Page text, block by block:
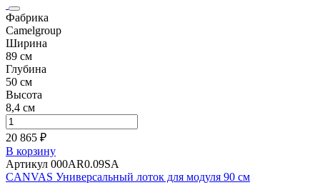
Фабрика
Camelgroup
Ширина
89 см
Глубина
50 см
Высота
8,4 см
20 865 ₽
В корзину
Артикул 000AR0.09SA
CANVAS Универсальный лоток для модуля 90 см